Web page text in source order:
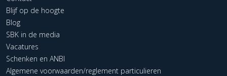
Blijf op de hoogte
Blog
SBK in de media
Vacatures
Schenken en ANBI
Algemene voorwaarden/reglement particulieren